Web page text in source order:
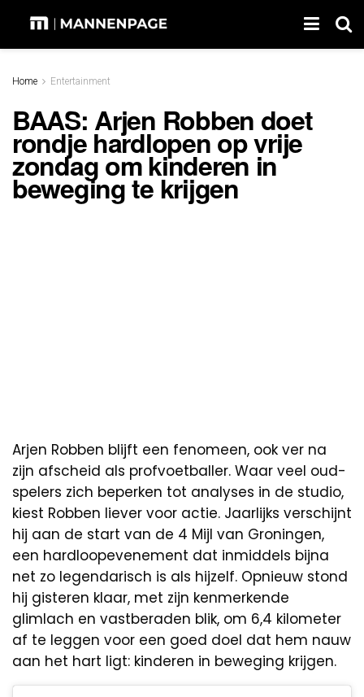
Home Entertainment
BAAS: Arjen Robben doet
rondje hardlopen op vrije
zondag om kinderen in
beweging te krijgen
Arjen Robben blijft een fenomeen, ook ver na
zijn afscheid als profvoetballer. Waar veel oud-
spelers zich beperken tot analyses in de studio,
kiest Robben liever voor actie. Jaarlijks verschijnt
hij aan de start van de 4 Mijl van Groningen,
een hardloopevenement dat inmiddels bijna
net zo legendarisch is als hijzelf. Opnieuw stond
hij gisteren klaar, met zijn kenmerkende
glimlach en vastberaden blik, om 6,4 kilometer
af te leggen voor een goed doel dat hem nauw
aan het hart ligt: kinderen in beweging krijgen.